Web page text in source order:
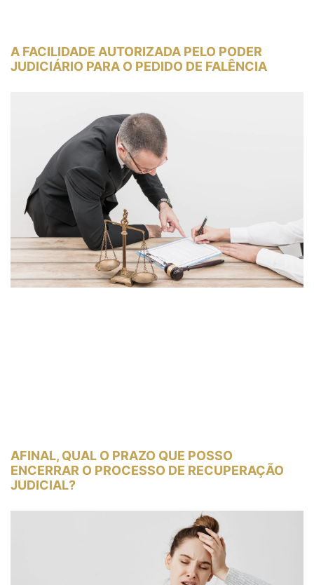
A FACILIDADE AUTORIZADA PELO PODER
JUDICIÁRIO PARA O PEDIDO DE FALÊNCIA
AFINAL, QUAL O PRAZO QUE POSSO
ENCERRAR O PROCESSO DE RECUPERAÇÃO
JUDICIAL?